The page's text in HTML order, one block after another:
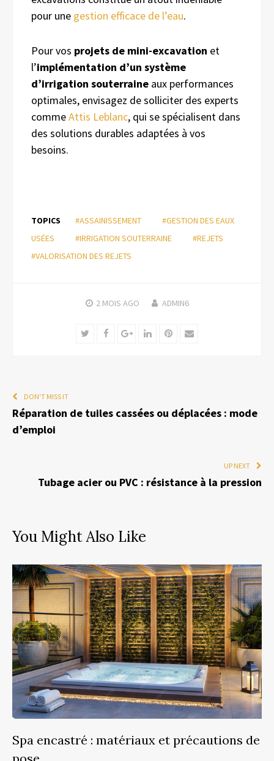
pour une gestion efficace de l’eau.
Pour vos projets de mini-excavation et
l’implémentation d’un système
d’irrigation souterraine aux performances
optimales, envisagez de solliciter des experts
commeAttis Leblanc, qui se spécialisent dans
des solutions durables adaptées à vos
besoins.
TOPICS #ASSAINISSEMENT
#GESTION DES EAUX
USÉES
#IRRIGATION SOUTERRAINE
#REJETS
#VALORISATION DES REJETS
2 MOIS AGO ADMIN6
TwitterFacebookGoogle+LinkedInPinterest
Email
DON'T MISS IT
Réparation de tuiles cassées ou déplacées : mode
d’emploi
UP NEXT
Tubage acier ou PVC : résistance à la pression
You Might Also Like
Spa encastré : matériaux et précautions de